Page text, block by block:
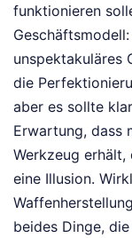
funktionieren
unspektakuläres
die
aber es sollte
Erwartung, dass
Werkzeug erhält,
eine Illusion.
beides Dinge,